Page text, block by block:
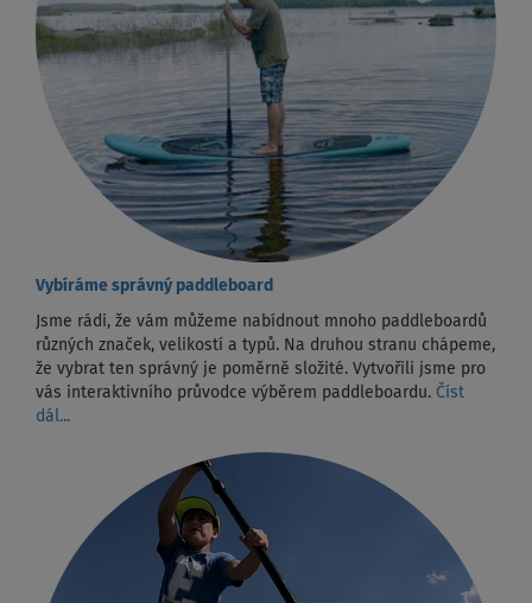
Vybíráme správný paddleboard
Jsme rádi, že vám můžeme nabídnout mnoho paddleboardů
různých značek, velikostí a typů. Na druhou stranu chápeme,
že vybrat ten správný je poměrně složité. Vytvořili jsme pro
vás interaktivního průvodce výběrem paddleboardu. Číst
dál...